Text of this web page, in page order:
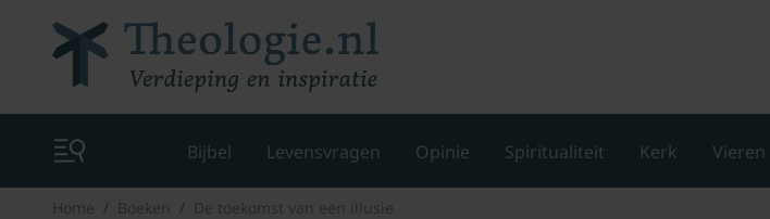
Bijbel Levensvragen Opinie Spiritualiteit Kerk Vieren
Home Boeken De toekomst van een illusie